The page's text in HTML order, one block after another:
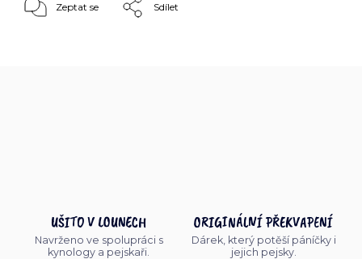
Zeptat se Sdílet
UŠITO V LOUNECH
Navrženo ve spolupráci s
kynology a pejskaři.
ORIGINÁLNÍ PŘEKVAPENÍ
Dárek, který potěší páníčky i
jejich pejsky.